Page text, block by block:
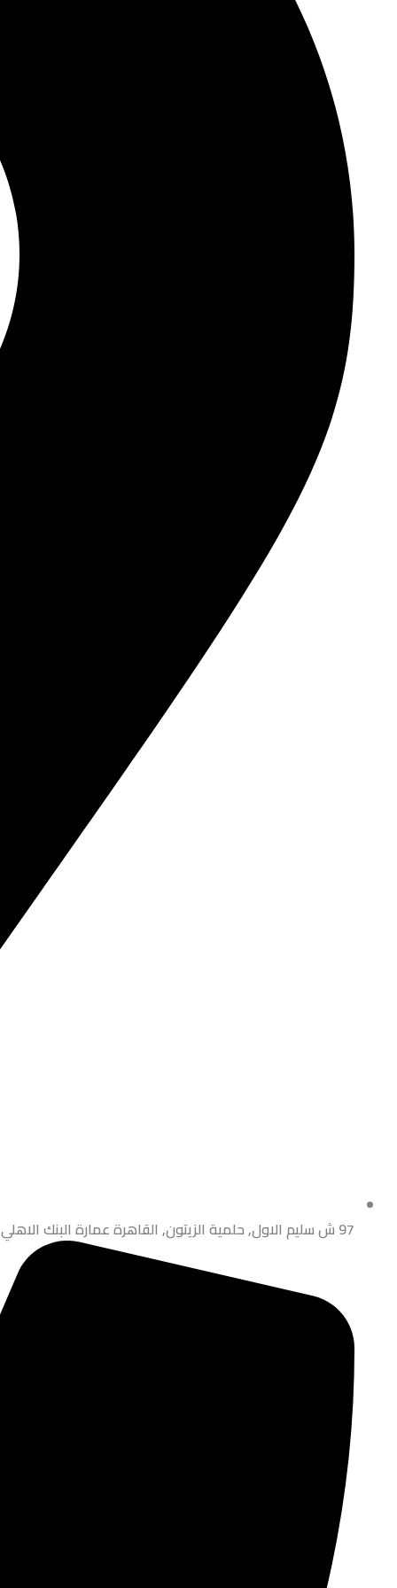
97 ش سليم الاول, حلمية الزيتون, القاهرة عمارة البنك الاهلي